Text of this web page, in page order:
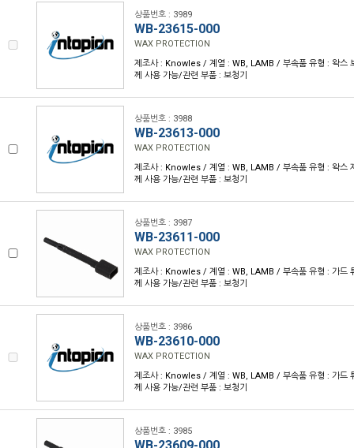
상품번호 : 3989
WB-23615-000
WAX PROTECTION
제조사 : Knowles / 계열 : WB, LAMB / 부속품 유형 : 왁스
께 사용 가능/관련 부품 : 보청기
상품번호 : 3988
WB-23613-000
WAX PROTECTION
제조사 : Knowles / 계열 : WB, LAMB / 부속품 유형 : 왁스
께 사용 가능/관련 부품 : 보청기
상품번호 : 3987
WB-23611-000
WAX PROTECTION
제조사 : Knowles / 계열 : WB, LAMB / 부속품 유형 : 가드
께 사용 가능/관련 부품 : 보청기
상품번호 : 3986
WB-23610-000
WAX PROTECTION
제조사 : Knowles / 계열 : WB, LAMB / 부속품 유형 : 가드
께 사용 가능/관련 부품 : 보청기
상품번호 : 3985